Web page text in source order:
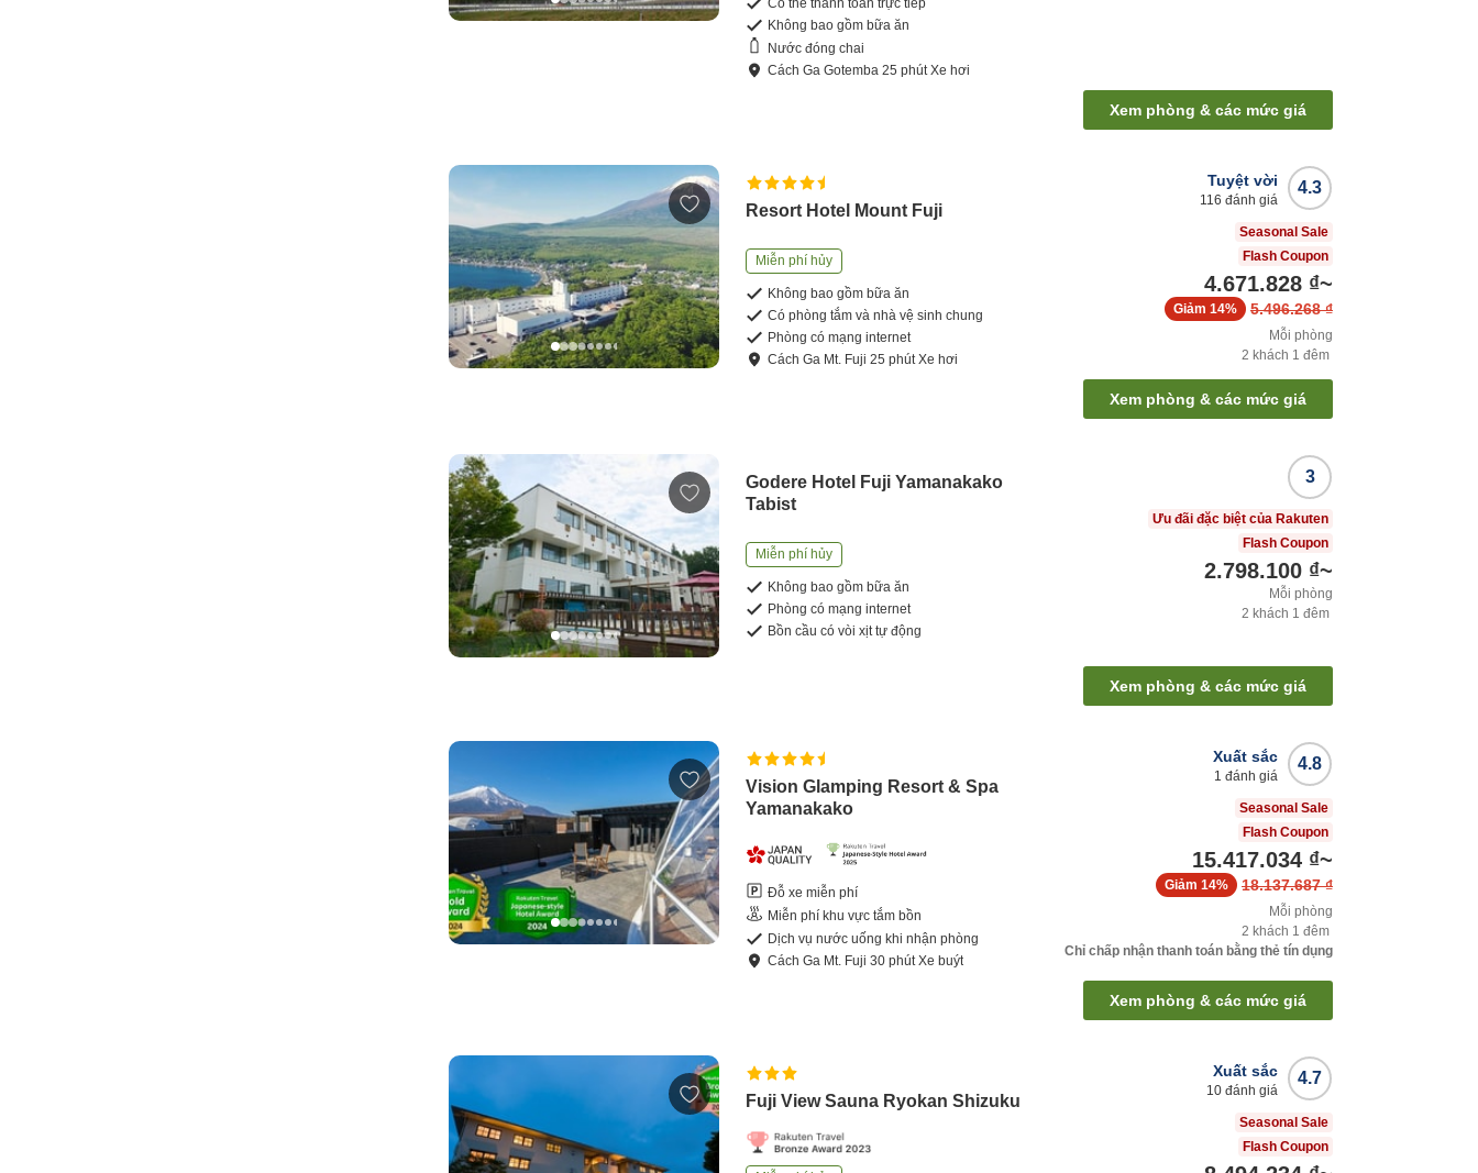
Có thể thanh toán trực tiếp
Không bao gồm bữa ăn
Nước đóng chai
CáchGa Gotemba25 phútXe hơi
Xem phòng & các mức giá
Resort Hotel Mount Fuji
Miễn phí hủy
Không bao gồm bữa ăn
Có phòng tắm và nhà vệ sinh chung
Phòng có mạng internet
CáchGa Mt. Fuji25 phútXe hơi
4.3
Tuyệt vời
116 đánh giá
Seasonal Sale
Flash Coupon
4.671.828 ₫~
5.496.268 ₫
Giảm 14%
Mỗi phòng
2 khách 1 đêm
Xem phòng & các mức giá
Godere Hotel Fuji Yamanakako
Tabist
Miễn phí hủy
Không bao gồm bữa ăn
Phòng có mạng internet
Bồn cầu có vòi xịt tự động
3
Ưu đãi đặc biệt của Rakuten
Flash Coupon
2.798.100 ₫~
Mỗi phòng
2 khách 1 đêm
Xem phòng & các mức giá
Vision Glamping Resort & Spa
Yamanakako
Đỗ xe miễn phí
Miễn phí khu vực tắm bồn
Dịch vụ nước uống khi nhận phòng
CáchGa Mt. Fuji30 phútXe buýt
4.8
Xuất sắc
1 đánh giá
Seasonal Sale
Flash Coupon
15.417.034 ₫~
18.137.687 ₫
Giảm 14%
Mỗi phòng
2 khách 1 đêm
Chỉ chấp nhận thanh toán bằng thẻ tín dụng
Xem phòng & các mức giá
Fuji View Sauna Ryokan Shizuku
4.7
Xuất sắc
10 đánh giá
Seasonal Sale
Flash Coupon